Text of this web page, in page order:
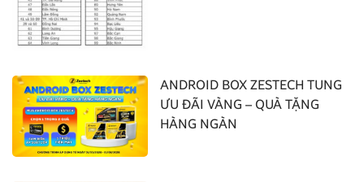
ANDROID BOX ZESTECH TUNG
ƯU ĐÃI VÀNG – QUÀ TẶNG
HÀNG NGÀN